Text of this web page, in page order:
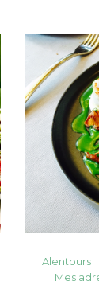
Alentours
Mes